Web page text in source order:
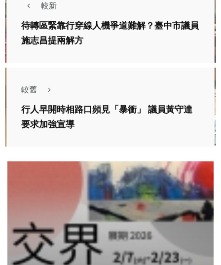
較新
待轉區緊靠行穿線人機爭道難解？臺中市議員
施志昌提兩解方
較舊
行人早開時相路口頻見「暴衝」 議員黃守達
要求加強宣導